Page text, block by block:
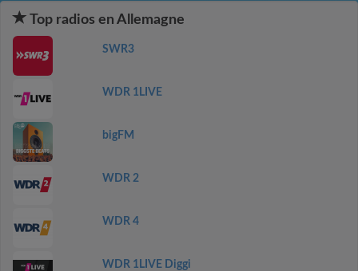
Top radios en Allemagne
SWR3
WDR 1LIVE
bigFM
WDR 2
WDR 4
WDR 1LIVE Diggi